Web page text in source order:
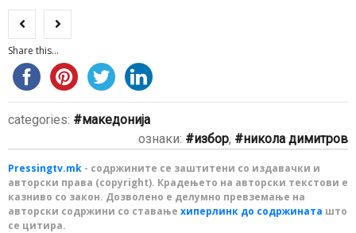
Share this...
categories:
македонија
ознаки:
избор, никола димитров
Pressingtv.mk - содржините се заштитени со издавачки и
авторски права (copyright). Крадењето на авторски текстови е
казниво со закон. Дозволено е делумно превземање на
авторски содржини со ставање хиперлинк до содржината што
се цитира.